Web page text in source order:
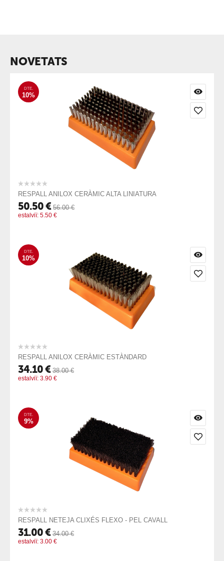
NOVETATS
DTE.
10%
RESPALL ANILOX CERÀMIC ALTA LINIATURA
50.50€ 56.00 €
estalviï: 5.50 €
DTE.
10%
RESPALL ANILOX CERÀMIC ESTÀNDARD
34.10€ 38.00 €
estalviï: 3.90 €
DTE.
9%
RESPALL NETEJA CLIXÉS FLEXO - PEL CAVALL
31.00€ 34.00 €
estalviï: 3.00 €